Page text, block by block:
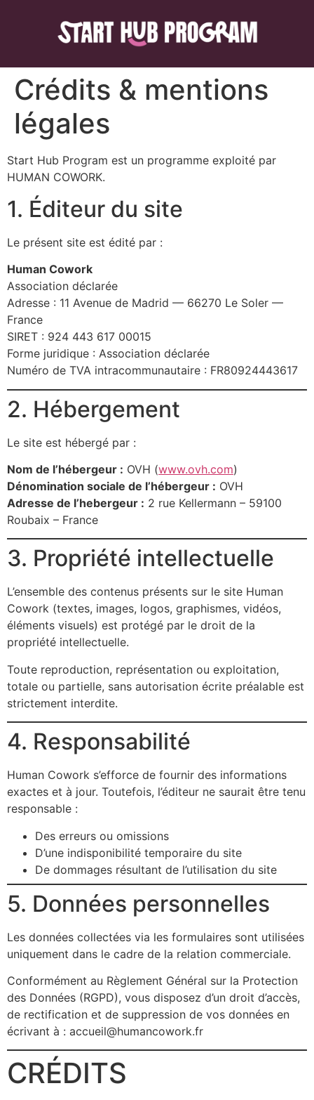
Crédits & mentions
légales
Start Hub Program est un programme exploité par
HUMAN COWORK.
1. Éditeur du site
Le présent site est édité par :
Human Cowork
Association déclarée
Adresse : 11 Avenue de Madrid — 66270 Le Soler —
France
SIRET : 924 443 617 00015
Forme juridique : Association déclarée
Numéro de TVA intracommunautaire : FR80924443617
2. Hébergement
Le site est hébergé par :
Nom de l’hébergeur : OVH (www.ovh.com)
Dénomination sociale de l’hébergeur : OVH
Adresse de l’hebergeur : 2 rue Kellermann – 59100
Roubaix – France
3. Propriété intellectuelle
L’ensemble des contenus présents sur le site Human
Cowork (textes, images, logos, graphismes, vidéos,
éléments visuels) est protégé par le droit de la
propriété intellectuelle.
Toute reproduction, représentation ou exploitation,
totale ou partielle, sans autorisation écrite préalable est
strictement interdite.
4. Responsabilité
Human Cowork s’efforce de fournir des informations
exactes et à jour. Toutefois, l’éditeur ne saurait être tenu
responsable :
Des erreurs ou omissions
D’une indisponibilité temporaire du site
De dommages résultant de l’utilisation du site
5. Données personnelles
Les données collectées via les formulaires sont utilisées
uniquement dans le cadre de la relation commerciale.
Conformément au Règlement Général sur la Protection
des Données (RGPD), vous disposez d’un droit d’accès,
de rectification et de suppression de vos données en
écrivant à : accueil@humancowork.fr
CRÉDITS